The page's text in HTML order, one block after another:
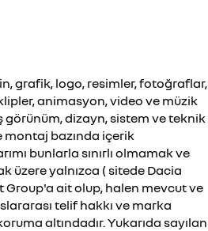
grafik, logo, resimler, fotoğraflar,
animasyon, video ve müzik
görünüm, dizayn, sistem ve teknik
montaj bazında içerik
bunlarla sınırlı olmamak ve
üzere yalnızca ( sitede Dacia
Group'a ait olup, halen mevcut ve
telif hakkı ve marka
altındadır. Yukarıda sayılan